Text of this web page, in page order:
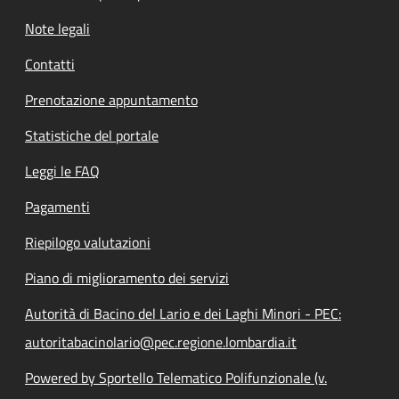
Note legali
Contatti
Prenotazione appuntamento
Statistiche del portale
Leggi le FAQ
Pagamenti
Riepilogo valutazioni
Piano di miglioramento dei servizi
Autorità di Bacino del Lario e dei Laghi Minori - PEC:
autoritabacinolario@pec.regione.lombardia.it
Powered by Sportello Telematico Polifunzionale (v.